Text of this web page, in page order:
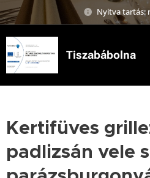
Nyitva tartás:
Tiszabábolna
Kertifüves
padlizsán vele